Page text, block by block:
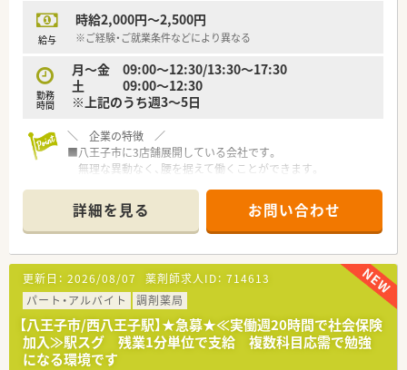
【法人特徴について】
■地域に密着した薬局運営を行っており、大手チェーンとは異な
■異動を伴う転勤を設定していないため、住み慣れた地域に腰を
据えて1つの店舗で長く安定して働くことが可能です。
■業績に応じた昇給や年に2回の賞与支給など、日々の頑張りが
【勤務実態について】
■開局時間は月曜日から金曜日が9時から18時までとなってお
■平日は18時までの職場環境であるため、夜遅くまでの勤務に
ならず仕事の後の時間を有効に活用できる点が魅力です。
■在宅業務のための移動が発生しますが、車通勤が可能であるた
給与
時給2,000円～2,500円
※ご経験・ご就業条件などにより異なる
勤務
時間
月～金 09:00～12:30/13:30～17:30
土 09:00～12:30
※上記のうち週3～5日
＼ 企業の特徴 ／
■八王子市に3店舗展開している会社です。
無理な異動なく、腰を据えて働くことができます。
いる会社です。
＼ 店舗特徴 ／
■内科, 消化器科, 循環器科をメインに応需しています。
■人員体制は現状は薬剤師1名、事務1名体制ですが、増員募集を
しています。
在宅の配達時は一人体制となることはございますが、基本薬剤師
2名体制です。
■1日の処方箋枚数は約40枚応需しています。
■車通勤が可能です！
詳細を見る お問い合わせ
更新日： 2026/08/07 薬剤師求人ID： 714613
パート・アルバイト
調剤薬局
【八王子市/西八王子駅】★急募★≪実働週20時間で社会保険
加入≫駅スグ 残業1分単位で支給 複数科目応需で勉強
になる環境です